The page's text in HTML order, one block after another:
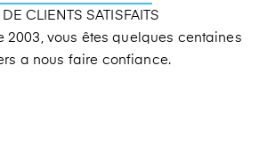
CLIENTS SATISFAITS
2003, vous êtes quelques centaines
a nous faire confiance.